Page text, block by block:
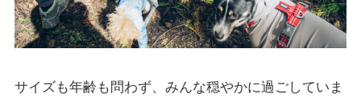
サイズも年齢も問わず、みんな穏やかに過ごしていま